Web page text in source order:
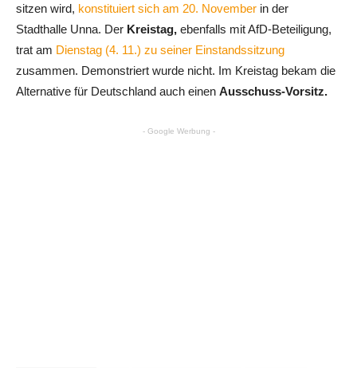
sitzen wird, konstituiert sich am 20. November in der
Stadthalle Unna. Der Kreistag, ebenfalls mit AfD-Beteiligung,
trat am Dienstag (4. 11.) zu seiner Einstandssitzung
zusammen. Demonstriert wurde nicht. Im Kreistag bekam die
Alternative für Deutschland auch einen Ausschuss-Vorsitz.
- Google Werbung -